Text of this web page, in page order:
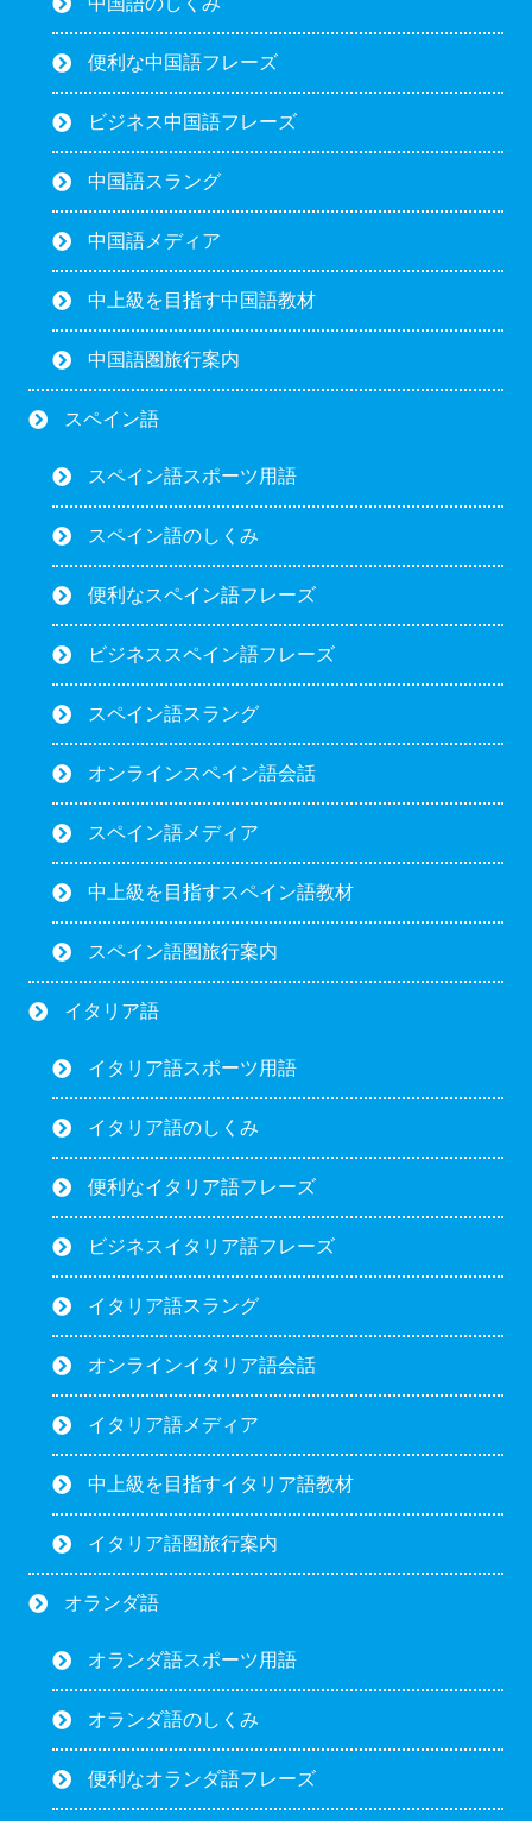
便利な中国語フレーズ
ビジネス中国語フレーズ
中国語スラング
中国語メディア
中上級を目指す中国語教材
中国語圏旅行案内
スペイン語
スペイン語スポーツ用語
スペイン語のしくみ
便利なスペイン語フレーズ
ビジネススペイン語フレーズ
スペイン語スラング
オンラインスペイン語会話
スペイン語メディア
中上級を目指すスペイン語教材
スペイン語圏旅行案内
イタリア語
イタリア語スポーツ用語
イタリア語のしくみ
便利なイタリア語フレーズ
ビジネスイタリア語フレーズ
イタリア語スラング
オンラインイタリア語会話
イタリア語メディア
中上級を目指すイタリア語教材
イタリア語圏旅行案内
オランダ語
オランダ語スポーツ用語
オランダ語のしくみ
便利なオランダ語フレーズ